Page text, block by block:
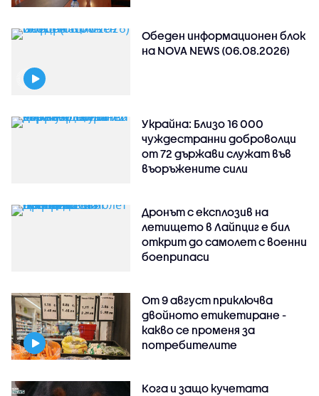
Обеден информационен блок
на NOVA NEWS (06.08.2026)
Украйна: Близо 16 000
чуждестранни доброволци
от 72 държави служат във
въоръжените сили
Дронът с експлозив на
летището в Лайпциг е бил
открит до самолет с военни
боеприпаси
От 9 август приключва
двойното етикетиране -
какво се променя за
потребителите
Кога и защо кучетата